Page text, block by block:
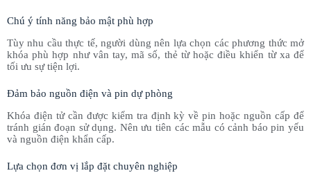
Chú ý tính năng bảo mật phù hợp
Tùy nhu cầu thực tế, người dùng nên lựa chọn các phương thức mở
khóa phù hợp như vân tay, mã số, thẻ từ hoặc điều khiển từ xa để
tối ưu sự tiện lợi.
Đảm bảo nguồn điện và pin dự phòng
Khóa điện tử cần được kiểm tra định kỳ về pin hoặc nguồn cấp để
tránh gián đoạn sử dụng. Nên ưu tiên các mẫu có cảnh báo pin yếu
và nguồn điện khẩn cấp.
Lựa chọn đơn vị lắp đặt chuyên nghiệp